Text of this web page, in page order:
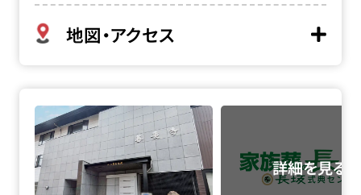
地図・アクセス
善慶寺 常照殿の詳細へ